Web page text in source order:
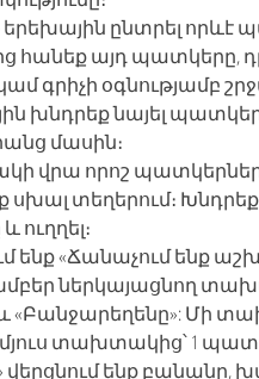
երեխային ընտրել
հանեք այդ պատկերը,
գրիչի օգնությամբ
խնդրեք նայել
մասին։
վրա որոշ
տեղերում։
ուղղել։
ենք «Ճանաչում ենք
ներկայացնող
«Բանջարեղենը»: Մի
տախտակից՝ 1
վերցնում ենք բանանը,